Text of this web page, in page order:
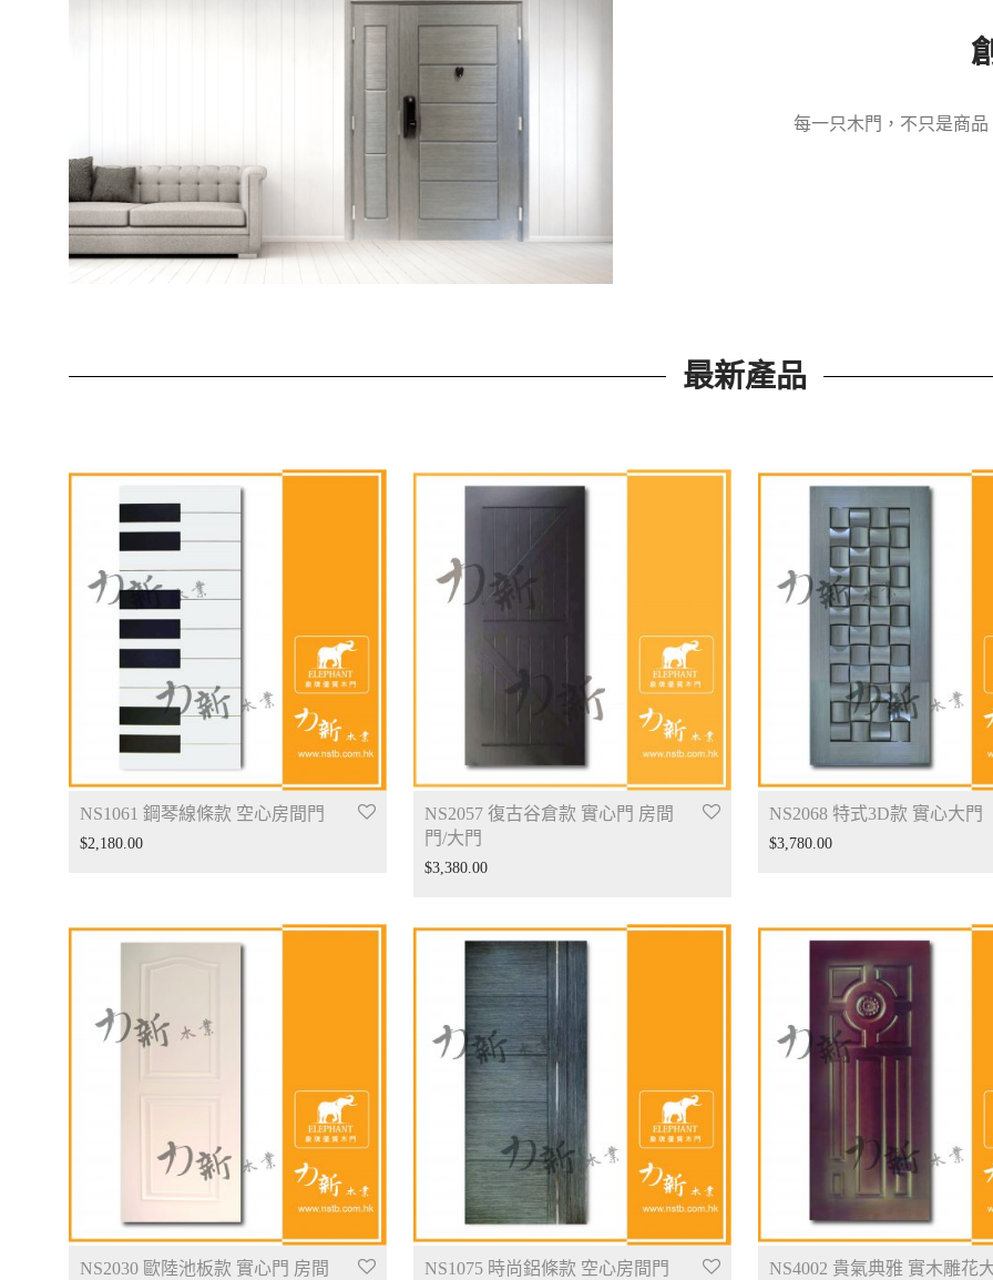
每一只木門，不只是商
最新產品
NS1061 鋼琴線條款 空心房間門
$2,180.00
NS2057 復古谷倉款 實心門 房間
門/大門
$3,380.00
NS2068 特式3D款 實心大門
$3,780.00
NS2030 歐陸池板款 實心門 房間
NS1075 時尚鋁條款 空心房間門 NS4002 貴氣典雅 實木雕花